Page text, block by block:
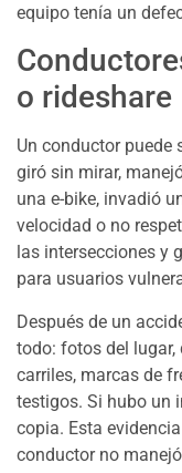
equipo tenía un
o rideshare
Un conductor puede
giró sin mirar,
una e-bike, invadió
velocidad o no
las intersecciones y
para usuarios
Después de un
todo: fotos del lugar,
carriles, marcas de
testigos. Si hubo un
copia. Esta
conductor no